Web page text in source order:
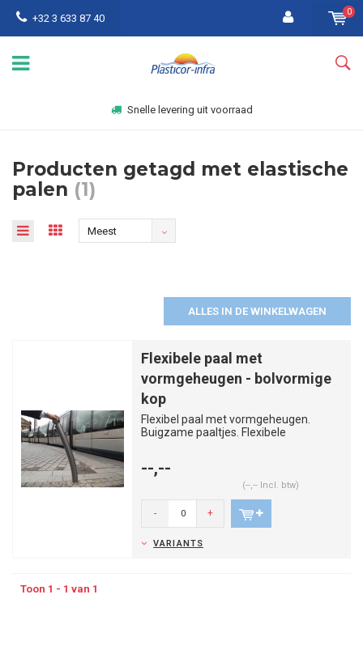
+32 3 633 87 40
0
Snelle levering uit voorraad
Producten getagd met elastische
palen (1)
Meest
ALLES IN DE WINKELWAGEN
Flexibele paal met
vormgeheugen - bolvormige
kop
Flexibel paal met vormgeheugen.
Buigzame paaltjes. Flexibele
--,--
(--,-- Incl. btw)
- +
VARIANTS
Toon 1 - 1 van 1